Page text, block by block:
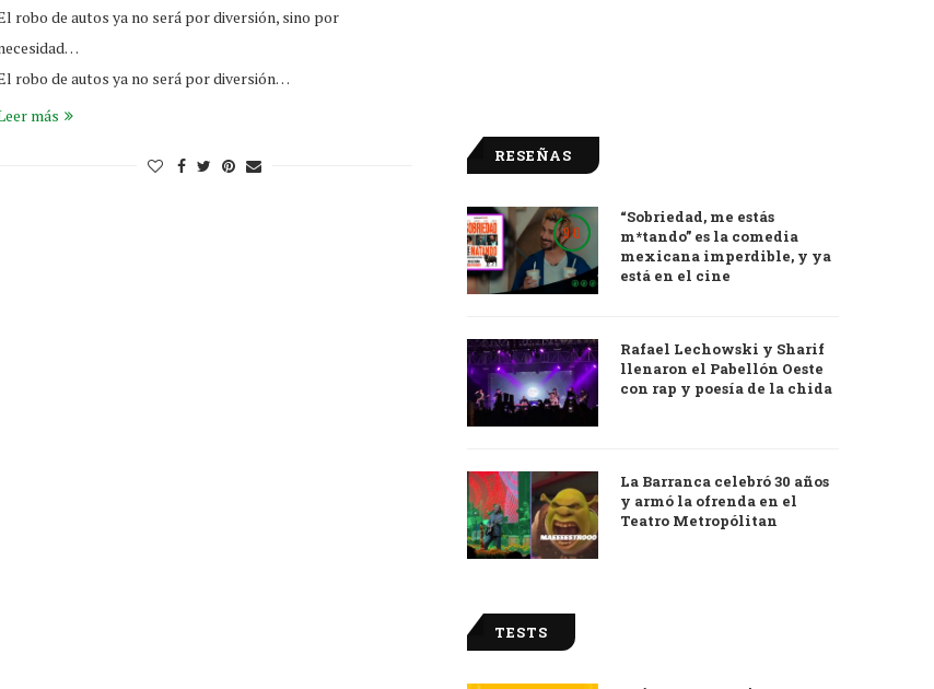
robo de autos ya no será por diversión, sino por
robo de autos ya no será por diversión…
más
RESEÑAS
9.0
“Sobriedad, me estás
m*tando” es la comedia
mexicana imperdible, y ya
está en el cine
Rafael Lechowski y Sharif
llenaron el Pabellón Oeste
con rap y poesía de la chida
La Barranca celebró 30 años
y armó la ofrenda en el
Teatro Metropólitan
TESTS